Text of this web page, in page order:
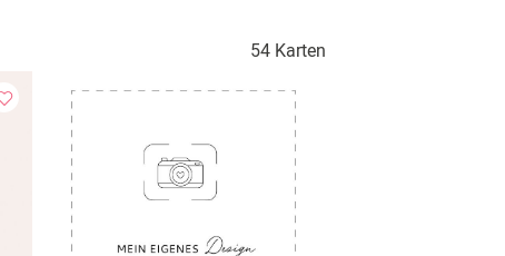
54 Karten